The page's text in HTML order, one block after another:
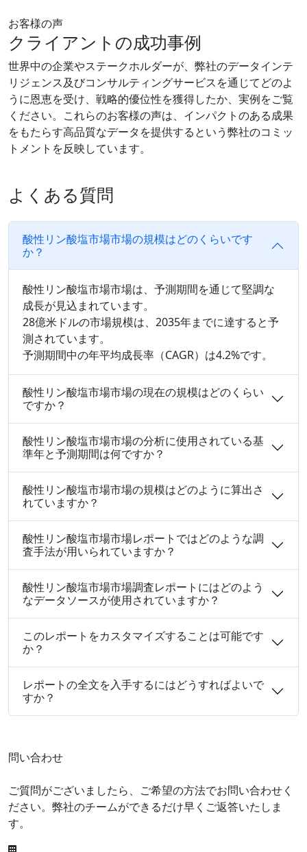
お客様の声
クライアントの成功事例
世界中の企業やステークホルダーが、弊社のデータインテ
リジェンス及びコンサルティングサービスを通じてどのよ
うに恩恵を受け、戦略的優位性を獲得したか、実例をご覧
ください。これらのお客様の声は、インパクトのある成果
をもたらす高品質なデータを提供するという弊社のコミッ
トメントを反映しています。
よくある質問
酸性リン酸塩市場市場の規模はどのくらいです
か？
酸性リン酸塩市場市場は、予測期間を通じて堅調な
成長が見込まれています。
28億米ドルの市場規模は、2035年までに達すると予
測されています。
予測期間中の年平均成長率（CAGR）は4.2%です。
酸性リン酸塩市場市場の現在の規模はどのくらい
ですか？
酸性リン酸塩市場市場の分析に使用されている基
準年と予測期間は何ですか？
酸性リン酸塩市場市場の規模はどのように算出さ
れていますか？
酸性リン酸塩市場市場レポートではどのような調
査手法が用いられていますか？
酸性リン酸塩市場市場調査レポートにはどのよう
なデータソースが使用されていますか？
このレポートをカスタマイズすることは可能です
か？
レポートの全文を入手するにはどうすればよいで
すか？
問い合わせ
ご質問がございましたら、ご希望の方法でお問い合わせく
ださい。弊社のチームができるだけ早くご返答いたしま
す。